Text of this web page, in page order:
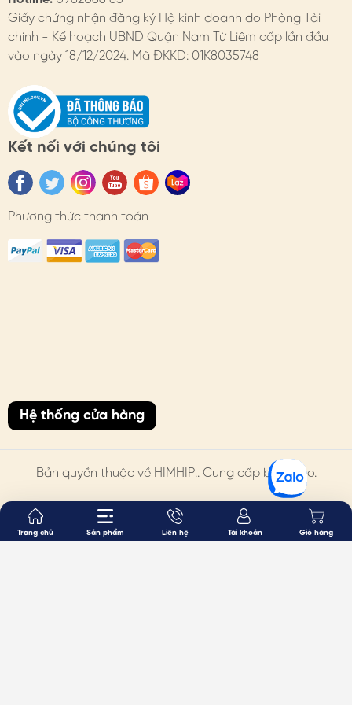
hộp. HimHip có hộp bảo quản dành cho phụ kiện tóc.
4. HIMHIP BẢO HÀNH
- Đổi hàng: https://himhipshop.vn/chinh-sach-doi-
hang
- Bảo hành: https://himhipshop.vn/chinh-sach-bao-
hanh
#toc #phukientoc #kepcangcua #sangtrong
Giấy chứng nhận đăng ký Hộ kinh doanh do Phòng Tài
chính - Kế hoạch UBND Quận Nam Từ Liêm cấp lần đầu
vào ngày 18/12/2024. Mã ĐKKD: 01K8035748
Kết nối với chúng tôi
Phương thức thanh toán
Hệ thống cửa hàng
Bản quyền thuộc về HIMHIP.. Cung cấp bởi Sapo.
Trang chủ Sản phẩm Liên hệ Tài khoản Giỏ hàng